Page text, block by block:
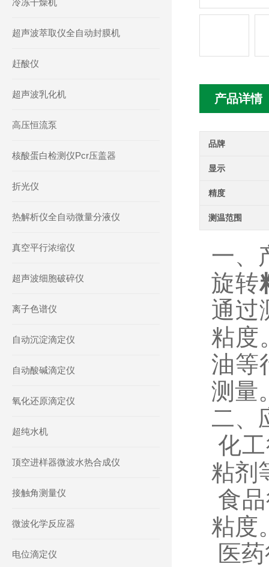
产品详情
品牌
显示
精度
测温范围
一、
旋转
通过
粘度
油等
测量
二、
化
粘剂
食
粘度
医
冷冻干燥机
超声波萃取仪全自动封膜机
赶酸仪
超声波乳化机
高压恒流泵
核酸蛋白检测仪Pcr压盖器
折光仪
热解析仪全自动微量分液仪
真空平行浓缩仪
超声波细胞破碎仪
离子色谱仪
自动沉淀滴定仪
自动酸碱滴定仪
氧化还原滴定仪
超纯水机
顶空进样器微波水热合成仪
接触角测量仪
微波化学反应器
电位滴定仪